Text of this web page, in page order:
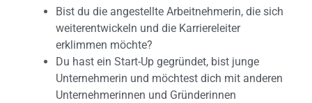
Bist du die angestellte Arbeitnehmerin, die sich
weiterentwickeln und die Karriereleiter
erklimmen möchte?
Du hast ein Start-Up gegründet, bist junge
Unternehmerin und möchtest dich mit anderen
Unternehmerinnen und Gründerinnen